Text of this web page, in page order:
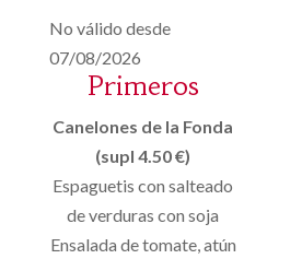
No válido desde
07/08/2026
Primeros
Canelones de la Fonda
(supl 4.50 €)
Espaguetis con salteado
de verduras con soja
Ensalada de tomate, atún